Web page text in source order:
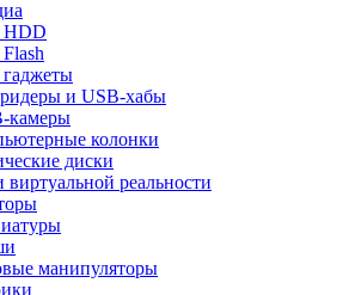
HDD
и USB-хабы
камеры
колонки
диски
реальности
манипуляторы